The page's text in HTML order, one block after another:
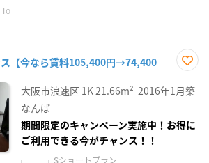
【今なら賃料105,400円→74,400
に入
り登
大阪市浪速区 1K21.66m² 2016年1月築
なんば
期間限定のキャンペーン実施中！お得に
ご利用できる今がチャンス！！
Sショートプラン